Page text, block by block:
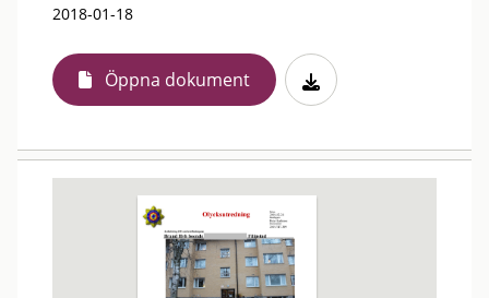
2018-01-18
Öppna dokument